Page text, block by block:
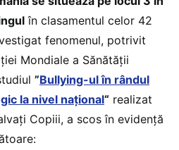
în clasamentul celor 42
fenomenul, potrivit
Mondiale a Sănătății
”Bullying-ul în rândul
la nivel național“ realizat
Copiii, a scos în evidență